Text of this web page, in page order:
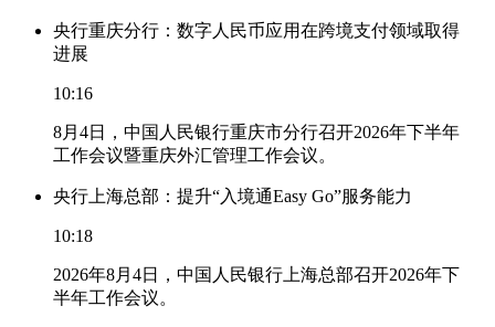
央行重庆分行：数字人民币应用在跨境支付领域取得
进展
10:16
8月4日，中国人民银行重庆市分行召开2026年下半年
工作会议暨重庆外汇管理工作会议。
央行上海总部：提升“入境通Easy Go”服务能力
10:18
2026年8月4日，中国人民银行上海总部召开2026年下
半年工作会议。